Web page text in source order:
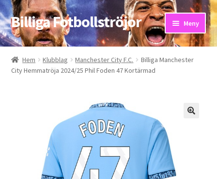
Hoppa
till
navigering
Hoppa
till
innehåll
Billiga Fotbollströjor Meny
Hem
Bloggar
Kontakta oss
Mitt konto
Hem Klubblag Manchester City F.C.
Billiga Manchester
City Hemmatröja 2024/25 Phil Foden 47 Kortärmad